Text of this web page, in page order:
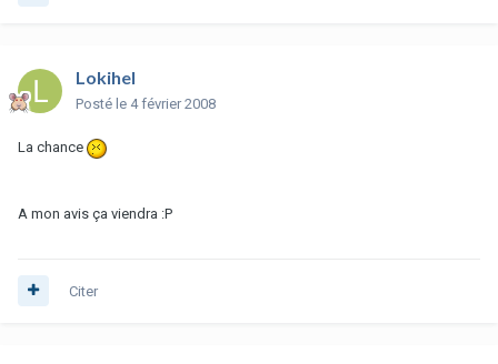
Lokihel
Posté le 4 février 2008
La chance
A mon avis ça viendra :P
Citer